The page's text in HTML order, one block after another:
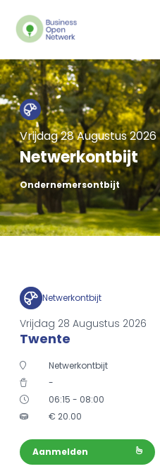
Vrijdag 28 Augustus 2026
Netwerkontbijt
Ondernemersontbijt
Netwerkontbijt
Vrijdag 28 Augustus 2026
Twente
Netwerkontbijt
-
06:15 - 08:00
€ 20.00
Aanmelden